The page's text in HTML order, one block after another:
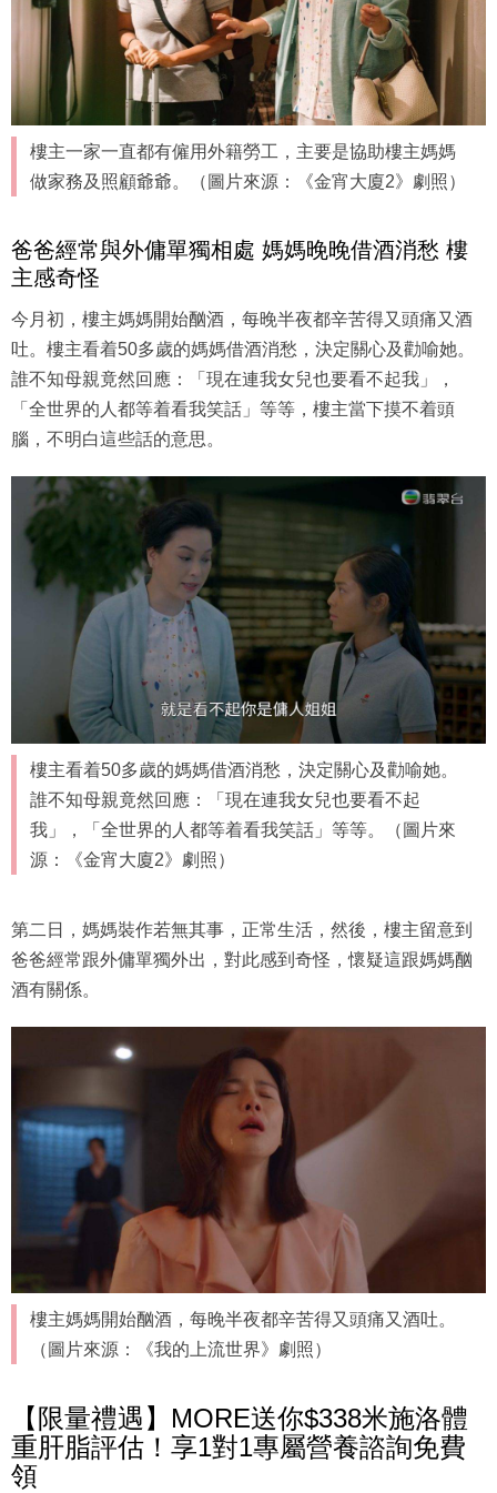
樓主一家一直都有僱用外籍勞工，主要是協助樓主媽媽
做家務及照顧爺爺。（圖片來源：《金宵大廈2》劇照）
爸爸經常與外傭單獨相處 媽媽晚晚借酒消愁 樓
主感奇怪
今月初，樓主媽媽開始酗酒，每晚半夜都辛苦得又頭痛又酒
吐。樓主看着50多歲的媽媽借酒消愁，決定關心及勸喻她。
誰不知母親竟然回應：「現在連我女兒也要看不起我」，
「全世界的人都等着看我笑話」等等，樓主當下摸不着頭
腦，不明白這些話的意思。
樓主看着50多歲的媽媽借酒消愁，決定關心及勸喻她。
誰不知母親竟然回應：「現在連我女兒也要看不起
我」，「全世界的人都等着看我笑話」等等。（圖片來
源：《金宵大廈2》劇照）
第二日，媽媽裝作若無其事，正常生活，然後，樓主留意到
爸爸經常跟外傭單獨外出，對此感到奇怪，懷疑這跟媽媽酗
酒有關係。
樓主媽媽開始酗酒，每晚半夜都辛苦得又頭痛又酒吐。
（圖片來源：《我的上流世界》劇照）
【限量禮遇】MORE送你$338米施洛體
重肝脂評估！享1對1專屬營養諮詢免費
領